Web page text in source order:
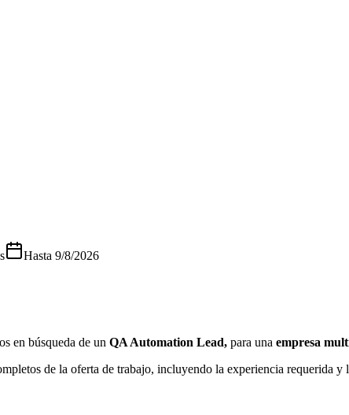
Hasta 9/8/2026
en búsqueda de un QA Automation Lead, para una empresa
de la oferta de trabajo, incluyendo la experiencia requerida y